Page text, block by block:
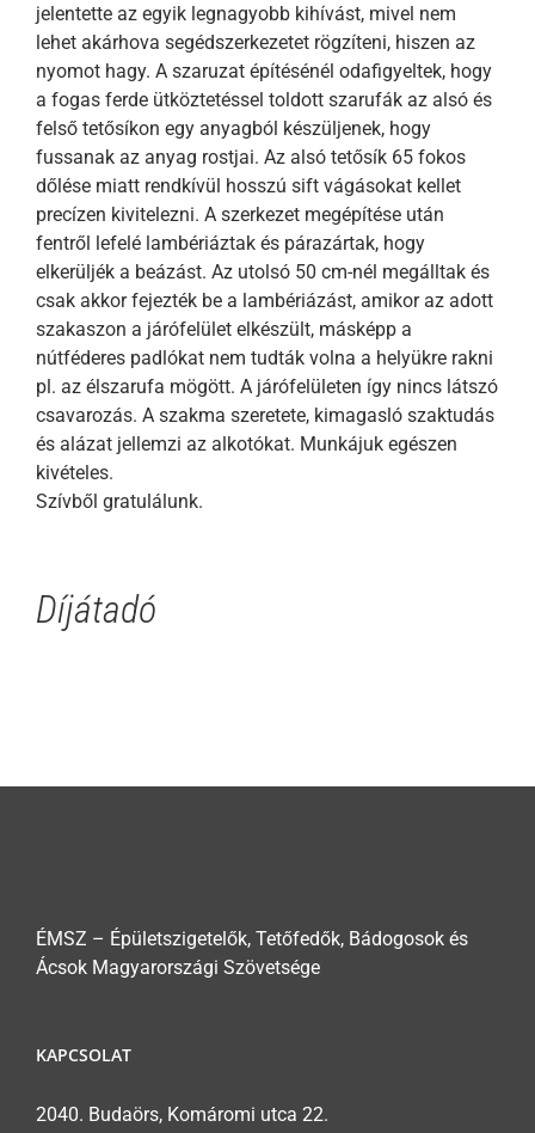
jelentette az egyik legnagyobb kihívást, mivel nem
lehet akárhova segédszerkezetet rögzíteni, hiszen az
nyomot hagy. A szaruzat építésénél odafigyeltek, hogy
a fogas ferde ütköztetéssel toldott szarufák az alsó és
felső tetősíkon egy anyagból készüljenek, hogy
fussanak az anyag rostjai. Az alsó tetősík 65 fokos
dőlése miatt rendkívül hosszú sift vágásokat kellet
precízen kivitelezni. A szerkezet megépítése után
fentről lefelé lambériáztak és párazártak, hogy
elkerüljék a beázást. Az utolsó 50 cm-nél megálltak és
csak akkor fejezték be a lambériázást, amikor az adott
szakaszon a járófelület elkészült, másképp a
nútféderes padlókat nem tudták volna a helyükre rakni
pl. az élszarufa mögött. A járófelületen így nincs látszó
csavarozás. A szakma szeretete, kimagasló szaktudás
és alázat jellemzi az alkotókat. Munkájuk egészen
kivételes.
Szívből gratulálunk.
Díjátadó
ÉMSZ – Épületszigetelők, Tetőfedők, Bádogosok és
Ácsok Magyarországi Szövetsége
KAPCSOLAT
2040. Budaörs, Komáromi utca 22.